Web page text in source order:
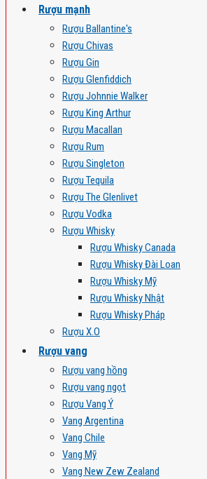
Rượu mạnh
Rượu Ballantine's
Rượu Chivas
Rượu Gin
Rượu Glenfiddich
Rượu Johnnie Walker
Rượu King Arthur
Rượu Macallan
Rượu Rum
Rượu Singleton
Rượu Tequila
Rượu The Glenlivet
Rượu Vodka
Rượu Whisky
Rượu Whisky Canada
Rượu Whisky Đài Loan
Rượu Whisky Mỹ
Rượu Whisky Nhật
Rượu Whisky Pháp
Rượu X.O
Rượu vang
Rượu vang hồng
Rượu vang ngọt
Rượu Vang Ý
Vang Argentina
Vang Chile
Vang Mỹ
Vang New Zew Zealand